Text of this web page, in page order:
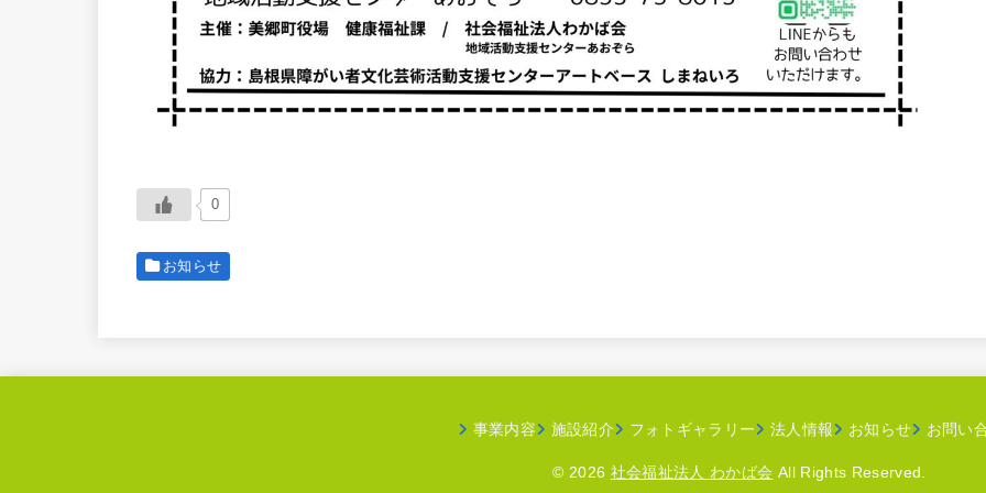
0
お知らせ
事業内容 施設紹介 フォトギャラリー 法人情報 お知らせ お問い
© 2026 社会福祉法人 わかば会 All Rights Reserved.